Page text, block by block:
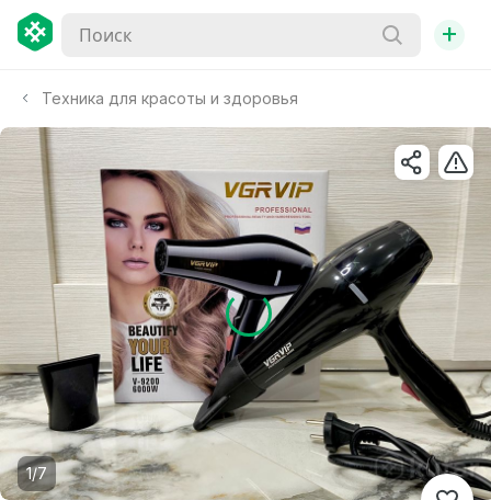
+
Техника для красоты и здоровья
1/7